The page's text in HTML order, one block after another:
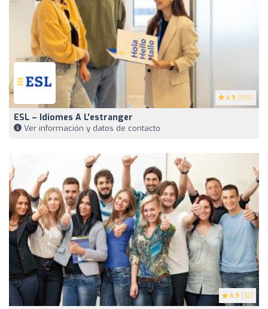
4.9 (195)
ESL – Idiomes A L'estranger
Ver información y datos de contacto
4.9 (32)